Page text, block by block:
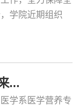
学院近期组织
...
学系医学营养专